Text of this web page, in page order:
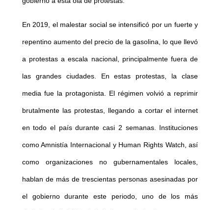
En 2019, el malestar social se intensificó por un fuerte y
repentino aumento del precio de la gasolina, lo que llevó
a protestas a escala nacional, principalmente fuera de
las grandes ciudades. En estas protestas, la clase
media fue la protagonista. El régimen volvió a reprimir
brutalmente las protestas, llegando a cortar el internet
en todo el país durante casi 2 semanas. Instituciones
como Amnistía Internacional y Human Rights Watch, así
como organizaciones no gubernamentales locales,
hablan de más de trescientas personas asesinadas por
el gobierno durante este periodo, uno de los más